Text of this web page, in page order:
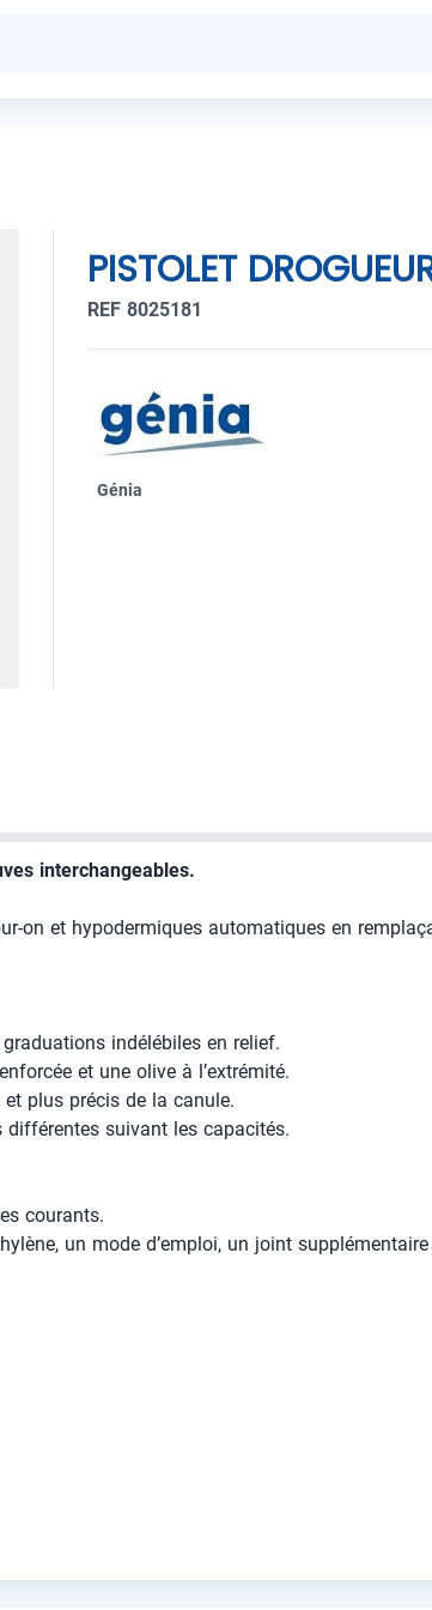
PISTOLET
REF 8025181
Génia
interchangeables.
on et hypodermiques automatiques en
indélébiles en relief.
et une olive à l’extrémité.
plus précis de la canule.
différentes suivant les capacités.
courants.
un mode d’emploi, un joint